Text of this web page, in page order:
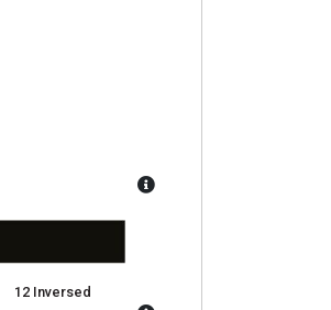
12 Inversed